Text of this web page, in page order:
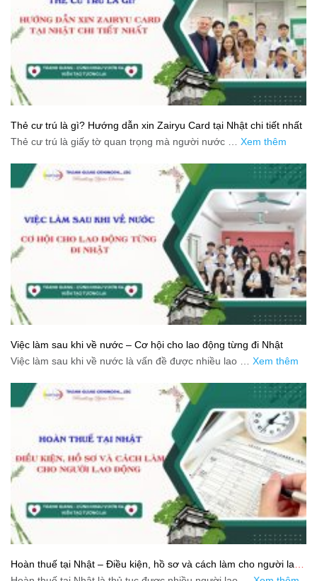
Thẻ cư trú là gì? Hướng dẫn xin Zairyu Card tại Nhật chi tiết nhất
Thẻ cư trú là giấy tờ quan trọng mà người nước … Xem thêm
Việc làm sau khi về nước – Cơ hội cho lao động từng đi Nhật
Việc làm sau khi về nước là vấn đề được nhiều lao … Xem thêm
Hoàn thuế tại Nhật – Điều kiện, hồ sơ và cách làm cho người lao
động